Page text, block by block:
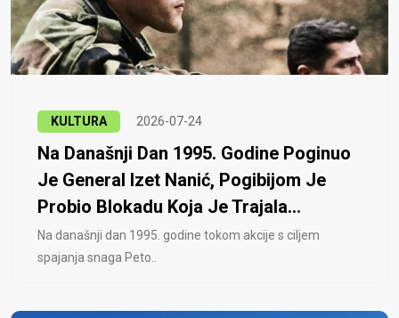
KULTURA 2026-07-24
Na Današnji Dan 1995. Godine Poginuo
Je General Izet Nanić, Pogibijom Je
Probio Blokadu Koja Je Trajala...
Na današnji dan 1995. godine tokom akcije s ciljem
spajanja snaga Peto..